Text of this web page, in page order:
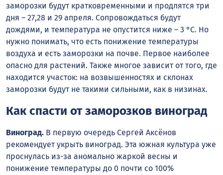
заморозки будут кратковременными и продлятся три
дня – 27,28 и 29 апреля. Сопровождаться будут
дождями, и температура не опустится ниже – 3 °С. Но
нужно понимать, что есть понижение температуры
воздуха и есть заморозки на почве. Первое наиболее
опасно для растений. Также многое зависит от того, где
находится участок: на возвышенностях и склонах
заморозки будут не такими сильными, как в низинах.
Как спасти от заморозков виноград
Виноград. В первую очередь Сергей Аксёнов
рекомендует укрыть виноград. Эта южная культура уже
проснулась из-за аномально жаркой весны и
понижение температуры до 0 почти со 100%